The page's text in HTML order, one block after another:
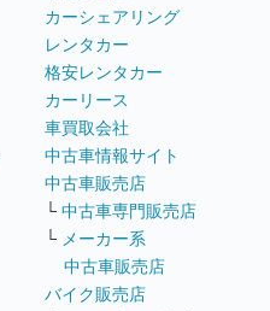
カーシェアリング
レンタカー
格安レンタカー
カーリース
車買取会社
中古車情報サイト
中古車販売店
└ 中古車専門販売店
└ メーカー系
中古車販売店
バイク販売店